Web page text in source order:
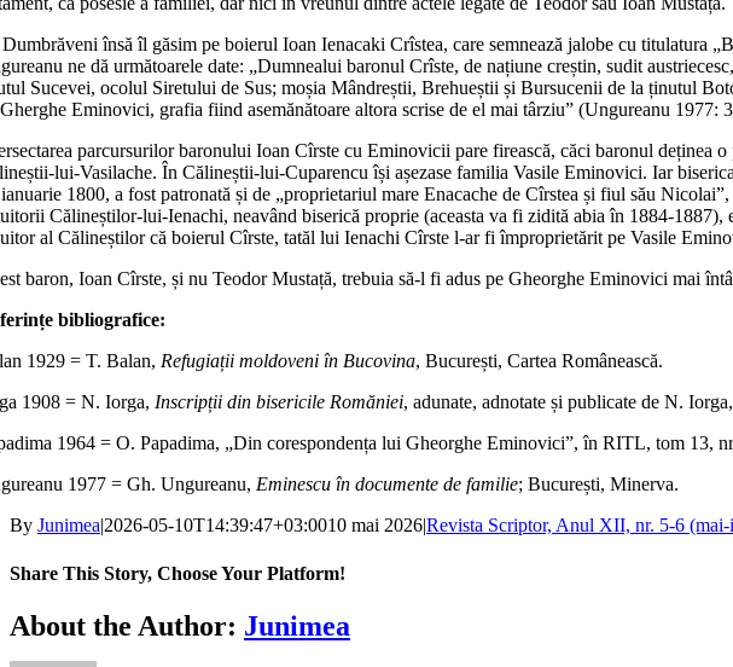
însă îl găsim pe boierul Ioan Ienacaki Crîstea, care semnează jalobe cu titulatura
ne dă următoarele date: „Dumnealui baronul Crîste, de națiune creștin, sudit
Sucevei, ocolul Siretului de Sus; moșia Mândreștii, Brehueștii și Bursucenii de la ținutul
Eminovici, grafia fiind asemănătoare altora scrise de el mai târziu” (Ungureanu 1977:
parcursurilor baronului Ioan Cîrste cu Eminovicii pare firească, căci baronul
În Călineștii-lui-Cuparencu își așezase familia Vasile Eminovici. Iar
1800, a fost patronată și de „proprietariul mare Enacache de Cîrstea și fiul său
Călineștilor‑lui-Ienachi, neavând biserică proprie (aceasta va fi zidită abia în
al Călineștilor că boierul Cîrste, tatăl lui Ienachi Cîrste l‑ar fi împroprietărit pe Vasile
baron, Ioan Cîrste, și nu Teodor Mustață, trebuia să‑l fi adus pe Gheorghe Eminovici mai
bibliografice:
1929 = T. Balan,Refugiații moldoveni în Bucovina, București, Cartea Românească.
1908 = N. Iorga,Inscripții din bisericile Romăniei, adunate, adnotate și publicate de N.
1964 = O. Papadima, „Din corespondența lui Gheorghe Eminovici”, în RITL, tom 13,
1977 = Gh. Ungureanu,Eminescu în documente de familie; București, Minerva.
By Junimea|2026-05-10T14:39:47+03:0010 mai 2026|Revista Scriptor, Anul XII, nr. 5-6
Share This Story, Choose Your Platform!
Facebook
X
Bluesky
Reddit
LinkedIn
WhatsApp
Telegram
Tumblr
Xing
Email
Copy
Link
About the Author: Junimea